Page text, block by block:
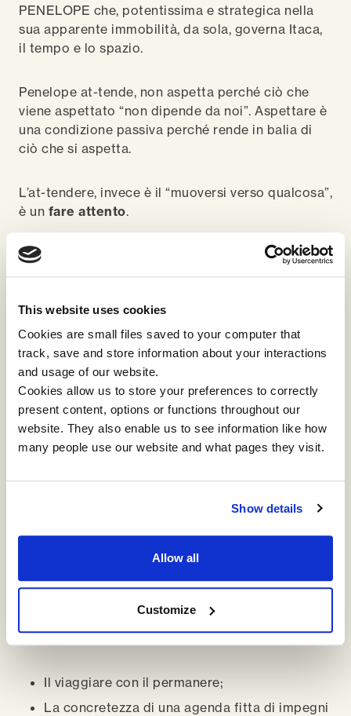
This website uses cookies
Cookies are small files saved to your computer that
track, save and store information about your interactions
and usage of our website.
Cookies allow us to store your preferences to correctly
present content, options or functions throughout our
website. They also enable us to see information like how
many people use our website and what pages they visit.
Show details
Allow all
Customize
PENELOPE che, potentissima e strategica nella
sua apparente immobilità, da sola, governa Itaca,
il tempo e lo spazio.
Penelope at-tende, non aspetta perché ciò che
viene aspettato “non dipende da noi”. Aspettare è
una condizione passiva perché rende in balia di
ciò che si aspetta.
L’at-tendere, invece è il “muoversi verso qualcosa”,
è un fare attento.
Penelope ha del limite l’accezione positiva.
a guardare alle nostre organizzazioni e all’agire
manageriale in modo diverso?
PROGETTARE IL FUTURO, NON ASPETTARLO
“Il futuro non ci porta nulla. Non ci dà nulla: siamo
noi che, per costruirlo dobbiamo dargli tutto ”
Verso una nuova cultura
manageriale
La cultura manageriale, così come l’abbiamo
opportunità di integrare
Penelope,riconciliando:
Il viaggiare con il permanere;
La concretezza di una agenda fitta di impegni